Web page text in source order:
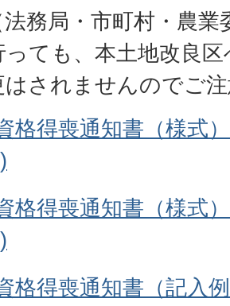
務局・市町村・農
ても、本土地改良
はされませんのでご
格得喪通知書（様式
格得喪通知書（様式
格得喪通知書（記入